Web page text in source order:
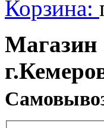
Корзина:
Магазин